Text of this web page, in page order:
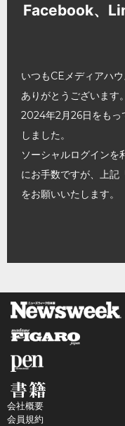
Facebook、
いつもCEメディアハ
ありがとうございます。
2024年2月26日をもっ
しました。
ソーシャルログインを
にお手数ですが、上記
をお願いいたします。
会社概要
会員規約